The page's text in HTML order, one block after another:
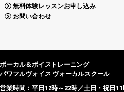
無料体験レッスンお申し込み
お問い合わせ
ボーカル＆ボイストレーニング
パワフルヴォイス ヴォーカルスクール
営業時間：平日12時～22時／土日・祝日11